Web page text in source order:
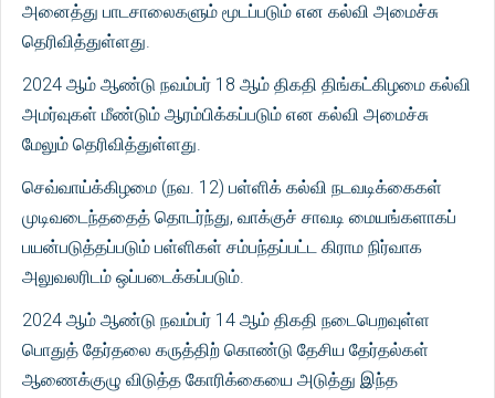
அனைத்து பாடசாலைகளும் மூடப்படும் என கல்வி அமைச்சு
தெரிவித்துள்ளது.
2024 ஆம் ஆண்டு நவம்பர் 18 ஆம் திகதி திங்கட்கிழமை கல்வி
அமர்வுகள் மீண்டும் ஆரம்பிக்கப்படும் என கல்வி அமைச்சு
மேலும் தெரிவித்துள்ளது.
செவ்வாய்க்கிழமை (நவ. 12) பள்ளிக் கல்வி நடவடிக்கைகள்
முடிவடைந்ததைத் தொடர்ந்து, வாக்குச் சாவடி மையங்களாகப்
பயன்படுத்தப்படும் பள்ளிகள் சம்பந்தப்பட்ட கிராம நிர்வாக
அலுவலரிடம் ஒப்படைக்கப்படும்.
2024 ஆம் ஆண்டு நவம்பர் 14 ஆம் திகதி நடைபெறவுள்ள
பொதுத் தேர்தலை கருத்திற் கொண்டு தேசிய தேர்தல்கள்
ஆணைக்குழு விடுத்த கோரிக்கையை அடுத்து இந்த